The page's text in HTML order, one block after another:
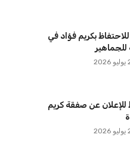
بكريم فؤاد في
للإعلان عن صفقة كريم